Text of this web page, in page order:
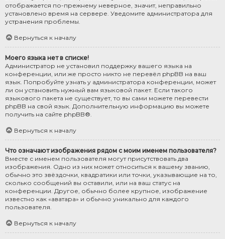
отображается по-прежнему неверное, значит, неправильно
установлено время на сервере. Уведомите администратора для
устранения проблемы.
Вернуться к началу
Моего языка нет в списке!
Администратор не установил поддержку вашего языка на
конференции, или же просто никто не перевёл phpBB на ваш
язык. Попробуйте узнать у администратора конференции, может
ли он установить нужный вам языковой пакет. Если такого
языкового пакета не существует, то вы сами можете перевести
phpBB на свой язык. Дополнительную информацию вы можете
получить на сайте phpBB®.
Вернуться к началу
Что означают изображения рядом с моим именем пользователя?
Вместе с именем пользователя могут присутствовать два
изображения. Одно из них может относиться к вашему званию,
обычно это звёздочки, квадратики или точки, указывающие на то,
сколько сообщений вы оставили, или на ваш статус на
конференции. Другое, обычно более крупное, изображение
известно как «аватара» и обычно уникально для каждого
пользователя.
Вернуться к началу